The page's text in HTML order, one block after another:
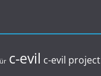
c-evil c-evil project